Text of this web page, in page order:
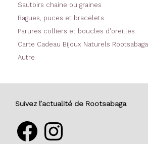
Sautoirs chaine ou graines
Bagues, puces et bracelets
Parures colliers et boucles d'oreilles
Carte Cadeau Bijoux Naturels Rootsabaga
Autre
Suivez l’actualité de Rootsabaga
Facebook Instagram